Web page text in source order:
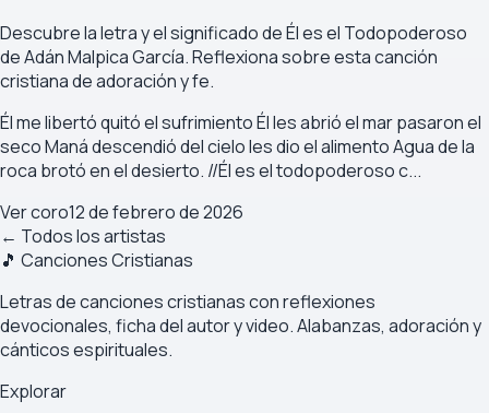
Descubre la letra y el significado de Él es el Todopoderoso
de Adán Malpica García. Reflexiona sobre esta canción
cristiana de adoración y fe.
Él me libertó quitó el sufrimiento Él les abrió el mar pasaron el
seco Maná descendió del cielo les dio el alimento Agua de la
roca brotó en el desierto. //Él es el todopoderoso c...
Ver coro12 de febrero de 2026
← Todos los artistas
🎵 Canciones Cristianas
Letras de canciones cristianas con reflexiones
devocionales, ficha del autor y video. Alabanzas, adoración y
cánticos espirituales.
Explorar